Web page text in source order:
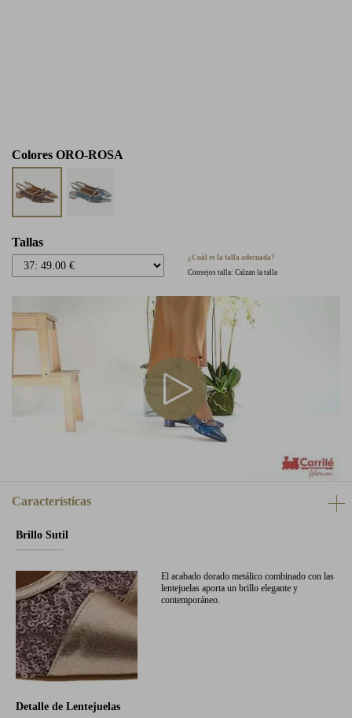
Colores ORO-ROSA
Tallas
¿Cuál es la talla adecuada?
Consejos talla: Calzan la talla
Características
Brillo Sutil
El acabado dorado metálico combinado con las
lentejuelas aporta un brillo elegante y
contemporáneo.
Detalle de Lentejuelas